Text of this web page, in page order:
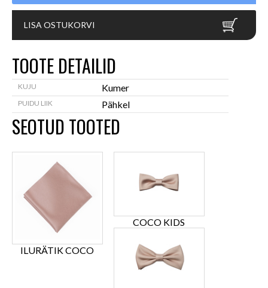
LISA OSTUKORVI
TOOTE DETAILID
KUJU Kumer
PUIDU LIIK Pähkel
SEOTUD TOOTED
ILURÄTIK COCO
COCO KIDS